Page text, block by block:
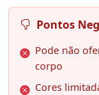
Pontos
Pode não
corpo
Cores